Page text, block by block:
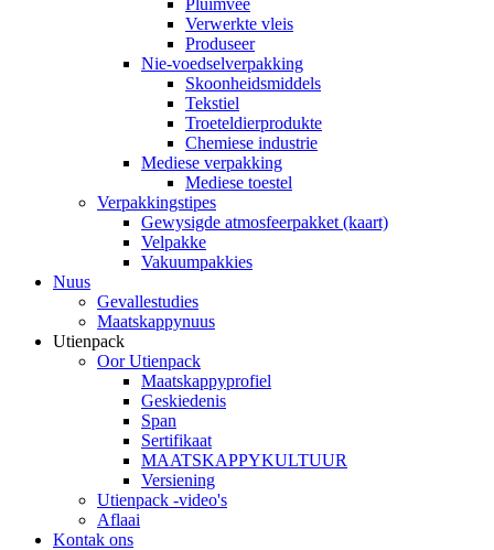
Pluimvee
Verwerkte vleis
Produseer
Nie-voedselverpakking
Skoonheidsmiddels
Tekstiel
Troeteldierprodukte
Chemiese industrie
Mediese verpakking
Mediese toestel
Verpakkingstipes
Gewysigde atmosfeerpakket (kaart)
Velpakke
Vakuumpakkies
Nuus
Gevallestudies
Maatskappynuus
Utienpack
Oor Utienpack
Maatskappyprofiel
Geskiedenis
Span
Sertifikaat
MAATSKAPPYKULTUUR
Versiening
Utienpack -video's
Aflaai
Kontak ons